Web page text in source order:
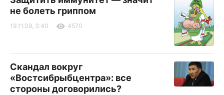
не болеть гриппом
19.11.09, 3:40 4570
Скандал вокруг
«Востсибрыбцентра»: все
стороны договорились?